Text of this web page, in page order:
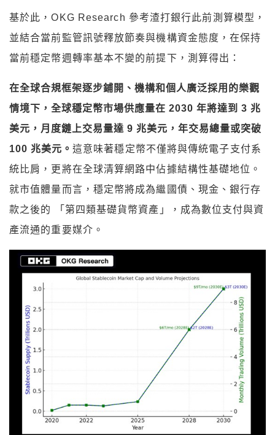
基於此，OKG Research 參考渣打銀行此前測算模型，
並結合當前監管訊號釋放節奏與機構資金態度，在保持
當前穩定幣週轉率基本不變的前提下，測算得出：
在全球合規框架逐步鋪開、機構和個人廣泛採用的樂觀
情境下，全球穩定幣市場供應量在 2030 年將達到 3 兆
美元，月度鏈上交易量達 9 兆美元，年交易總量或突破
100 兆美元。 這意味著穩定幣不僅將與傳統電子支付系
統比肩，更將在全球清算網路中佔據結構性基礎地位。
就市值體量而言，穩定幣將成為繼國債、現金、銀行存
款之後的 「第四類基礎貨幣資產」，成為數位支付與資
產流通的重要媒介。